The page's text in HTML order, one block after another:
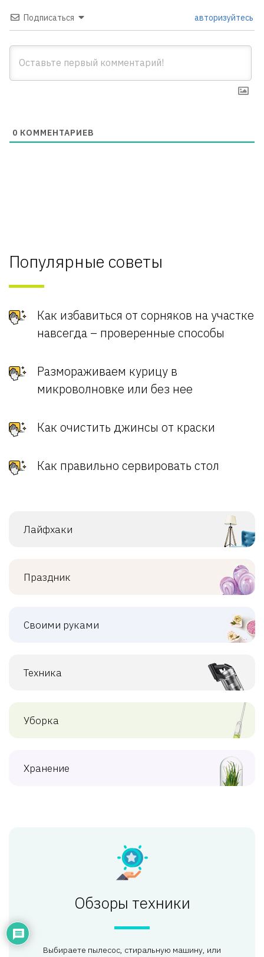
Подписаться авторизуйтесь
0 КОММЕНТАРИЕВ
Популярные советы
Как избавиться от сорняков на участке
навсегда – проверенные способы
Размораживаем курицу в
микроволновке или без нее
Как очистить джинсы от краски
Как правильно сервировать стол
Лайфхаки
Праздник
Своими руками
Техника
Уборка
Хранение
Обзоры техники
Выбираете пылесос, стиральную машину, или